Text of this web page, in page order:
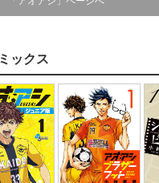
ックス